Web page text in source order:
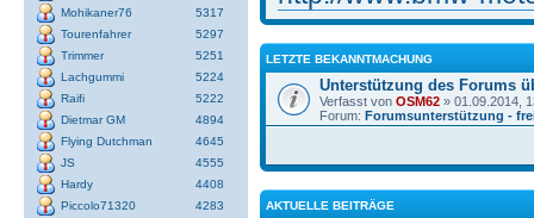
Mohikaner76
5317
Tourenfahrer
5297
Trimmer
5251
Lachgummi
5224
Raifi
5222
Dietmar GM
4894
Flying Dutchman
4645
JS
4555
Hardy
4408
Piccolo71320
4283
LETZTE BEKANNTMACHUNG
Unterstützung des Forums
Verfasst von OSM62 » 01.09.2014,
Forum: Forumsunterstützung -
AKTUELLE BEITRÄGE